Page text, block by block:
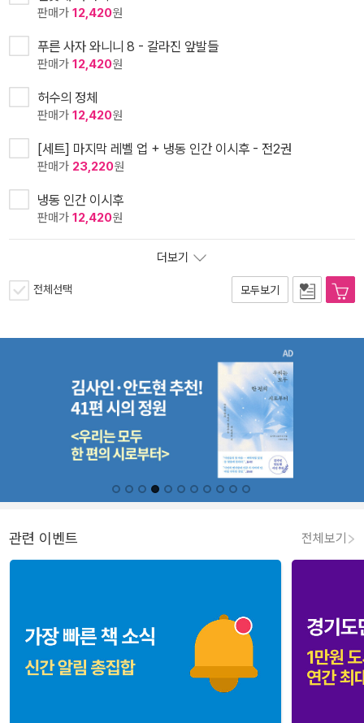
판매가 12,420원
푸른 사자 와니니 8 - 갈라진 앞발들
판매가 12,420원
허수의 정체
판매가 12,420원
[세트] 마지막 레벨 업 + 냉동 인간 이시후 - 전2권
판매가 23,220원
냉동 인간 이시후
판매가 12,420원
더보기
전체선택 모두보기
관련 이벤트 전체보기